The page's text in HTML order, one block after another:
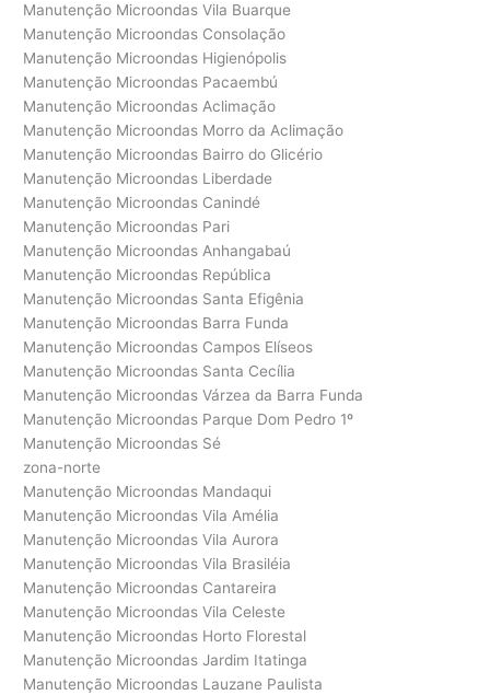
Manutenção Microondas Vila Buarque
Manutenção Microondas Consolação
Manutenção Microondas Higienópolis
Manutenção Microondas Pacaembú
Manutenção Microondas Aclimação
Manutenção Microondas Morro da Aclimação
Manutenção Microondas Bairro do Glicério
Manutenção Microondas Liberdade
Manutenção Microondas Canindé
Manutenção Microondas Pari
Manutenção Microondas Anhangabaú
Manutenção Microondas República
Manutenção Microondas Santa Efigênia
Manutenção Microondas Barra Funda
Manutenção Microondas Campos Elíseos
Manutenção Microondas Santa Cecília
Manutenção Microondas Várzea da Barra Funda
Manutenção Microondas Parque Dom Pedro 1º
Manutenção Microondas Sé
zona-norte
Manutenção Microondas Mandaqui
Manutenção Microondas Vila Amélia
Manutenção Microondas Vila Aurora
Manutenção Microondas Vila Brasiléia
Manutenção Microondas Cantareira
Manutenção Microondas Vila Celeste
Manutenção Microondas Horto Florestal
Manutenção Microondas Jardim Itatinga
Manutenção Microondas Lauzane Paulista